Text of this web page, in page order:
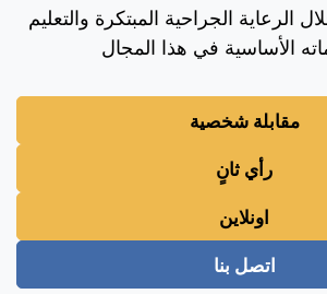
الرعاية الجراحية المبتكرة والتعليم
الأساسية في هذا المجال
مقابلة شخصية
رأي ثانٍ
اونلاين
اتصل بنا